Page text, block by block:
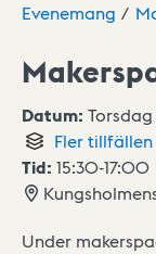
Evenemang
Datum:
Flertillfällen
Tid: 15:30-17:00
Under